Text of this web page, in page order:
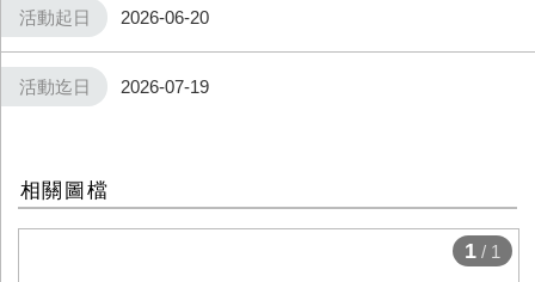
活動起日 2026-06-20
活動迄日 2026-07-19
相關圖檔
1 / 1